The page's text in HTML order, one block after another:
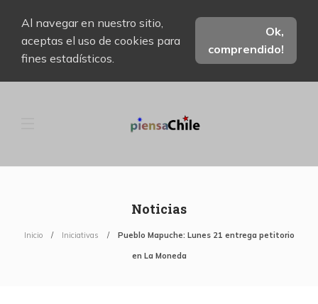
Al navegar en nuestro sitio,
aceptas el uso de cookies para
fines estadísticos.
Ok,
comprendido!
Noticias
Inicio Iniciativas Pueblo Mapuche: Lunes 21 entrega petitorio
en La Moneda